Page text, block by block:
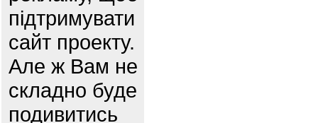
підтримувати
сайт проекту.
Але ж Вам не
складно буде
подивитись